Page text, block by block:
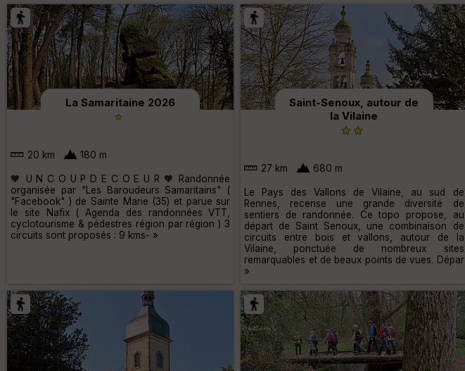
La Samaritaine 2026
20 km 180 m
🧡 U N C O U P D E C O E U R 🧡 Randonnée
organisée par "Les Baroudeurs Samaritains" (
"Facebook" ) de Sainte Marie (35) et parue sur
le site Nafix ( Agenda des randonnées VTT,
cyclotourisme & pédestres région par région ) 3
circuits sont proposés : 9 kms- »
Saint-Senoux, autour de
la Vilaine
27 km 680 m
Le Pays des Vallons de Vilaine, au sud de
Rennes, recense une grande diversité de
sentiers de randonnée. Ce topo propose, au
départ de Saint Senoux, une combinaison de
circuits entre bois et vallons, autour de la
Vilaine, ponctuée de nombreux sites
remarquables et de beaux points de vues. Dépar
»